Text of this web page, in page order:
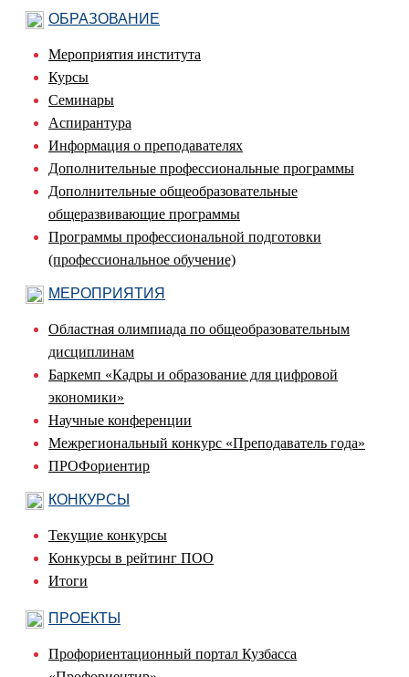
ОБРАЗОВАНИЕ
Мероприятия института
Курсы
Семинары
Аспирантура
Информация о преподавателях
Дополнительные профессиональные программы
Дополнительные общеобразовательные
общеразвивающие программы
Программы профессиональной подготовки
(профессиональное обучение)
МЕРОПРИЯТИЯ
Областная олимпиада по общеобразовательным
дисциплинам
Баркемп «Кадры и образование для цифровой
экономики»
Научные конференции
Межрегиональный конкурс «Преподаватель года»
ПРОФориентир
КОНКУРСЫ
Текущие конкурсы
Конкурсы в рейтинг ПОО
Итоги
ПРОЕКТЫ
Профориентационный портал Кузбасса